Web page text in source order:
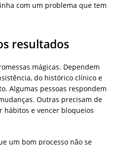
com um problema que tem
resultados
mágicas. Dependem
do histórico clínico e
Algumas pessoas respondem
Outras precisam de
hábitos e vencer bloqueios
um bom processo não se